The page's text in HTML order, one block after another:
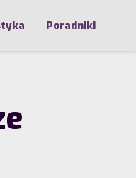
Poradniki